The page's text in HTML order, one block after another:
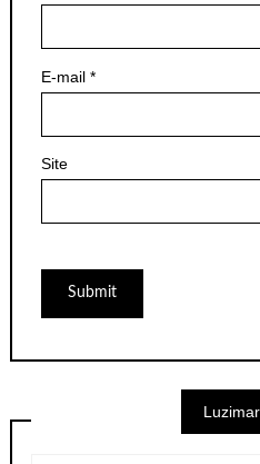
E-mail *
Site